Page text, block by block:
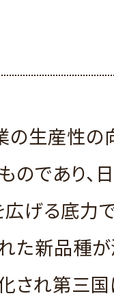
の生産性
のであり、
げる底力
た新品種
され第三